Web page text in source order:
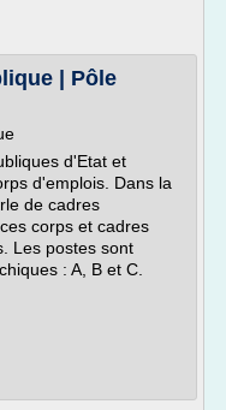
| Pôle
d'Etat et
d'emplois. Dans la
de cadres
corps et cadres
Les postes sont
: A, B et C.